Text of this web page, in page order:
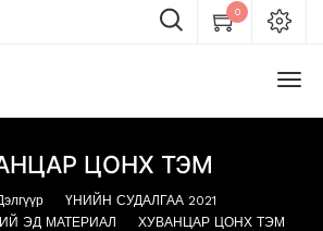
0
ЦОНХ ТЭМ
ҮНИЙН СУДАЛГАА 2021
ЭД МАТЕРИАЛ
ХУВАНЦАР ЦОНХ ТЭМ